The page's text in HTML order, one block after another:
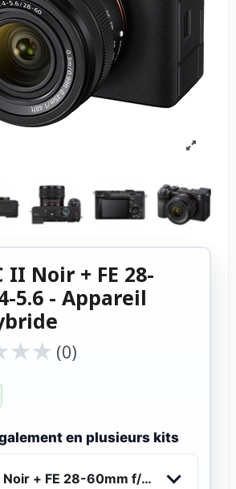
II Noir + FE 28-
5.6 - Appareil
★
★★
★ (0)
en plusieurs kits
Noir + FE 28-60mm f/4-5.6 -